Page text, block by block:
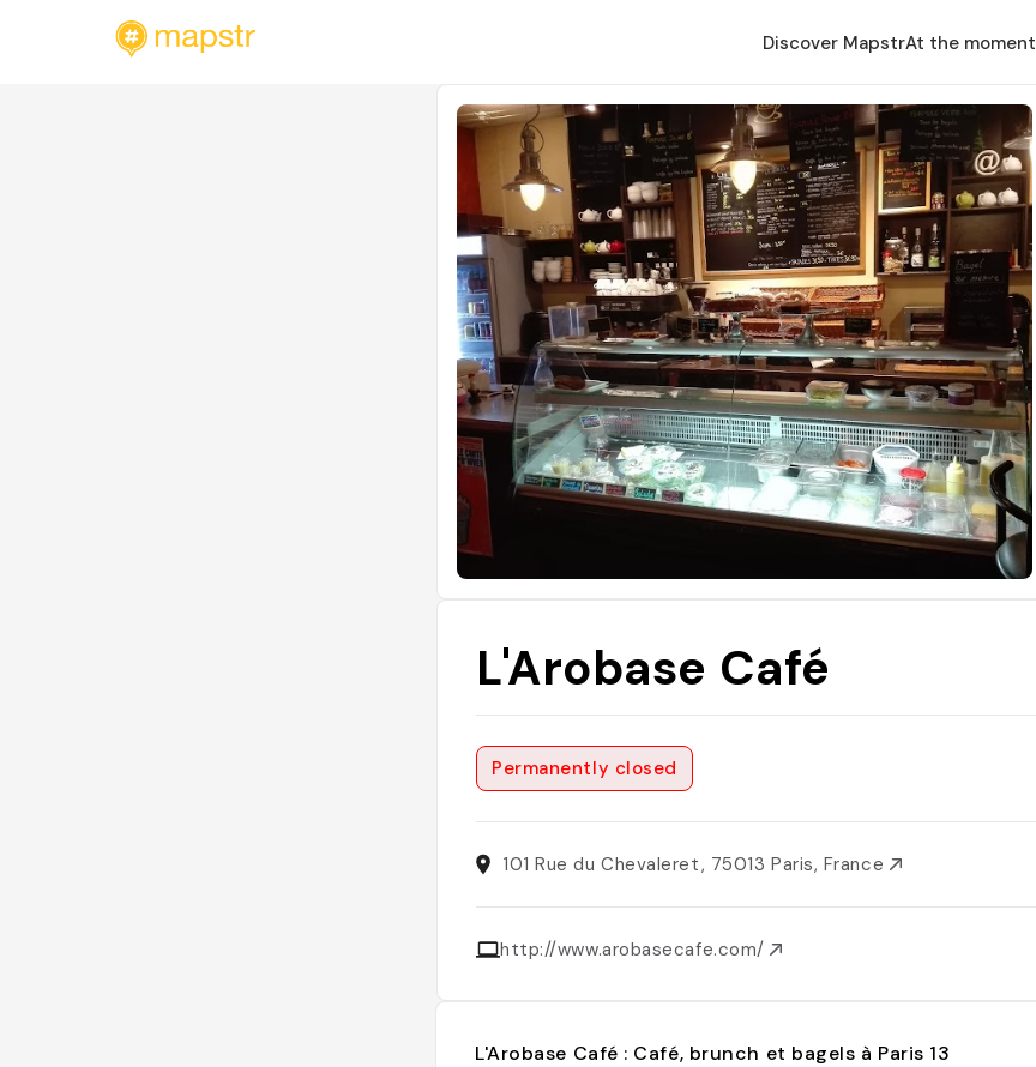
Discover MapstrAt the moment
L'Arobase Café
Permanently closed
101 Rue du Chevaleret, 75013 Paris, France
http://www.arobasecafe.com/
L'Arobase Café : Café, brunch et bagels à Paris 13